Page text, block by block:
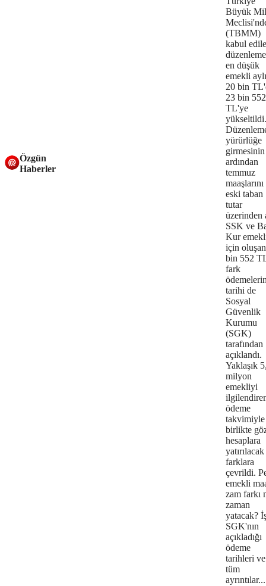
Özgün
Haberler
Büyük
(TBMM)
kabul
en düşük
emekli
20 bin
23 bin 552
TL'ye
yükseltildi.
yürürlüğe
girmesinin
ardından
temmuz
maaşlarını
eski taban
tutar
üzerinden
SSK ve
Kur
için
bin 552
fark
tarihi de
Sosyal
Güvenlik
Kurumu
(SGK)
tarafından
açıklandı.
Yaklaşık
milyon
emekliyi
ödeme
takvimiyle
birlikte
hesaplara
yatırılacak
farklara
çevrildi.
emekli
zam farkı
zaman
yatacak?
SGK'nın
açıkladığı
ödeme
tarihleri ve
tüm
ayrıntılar...